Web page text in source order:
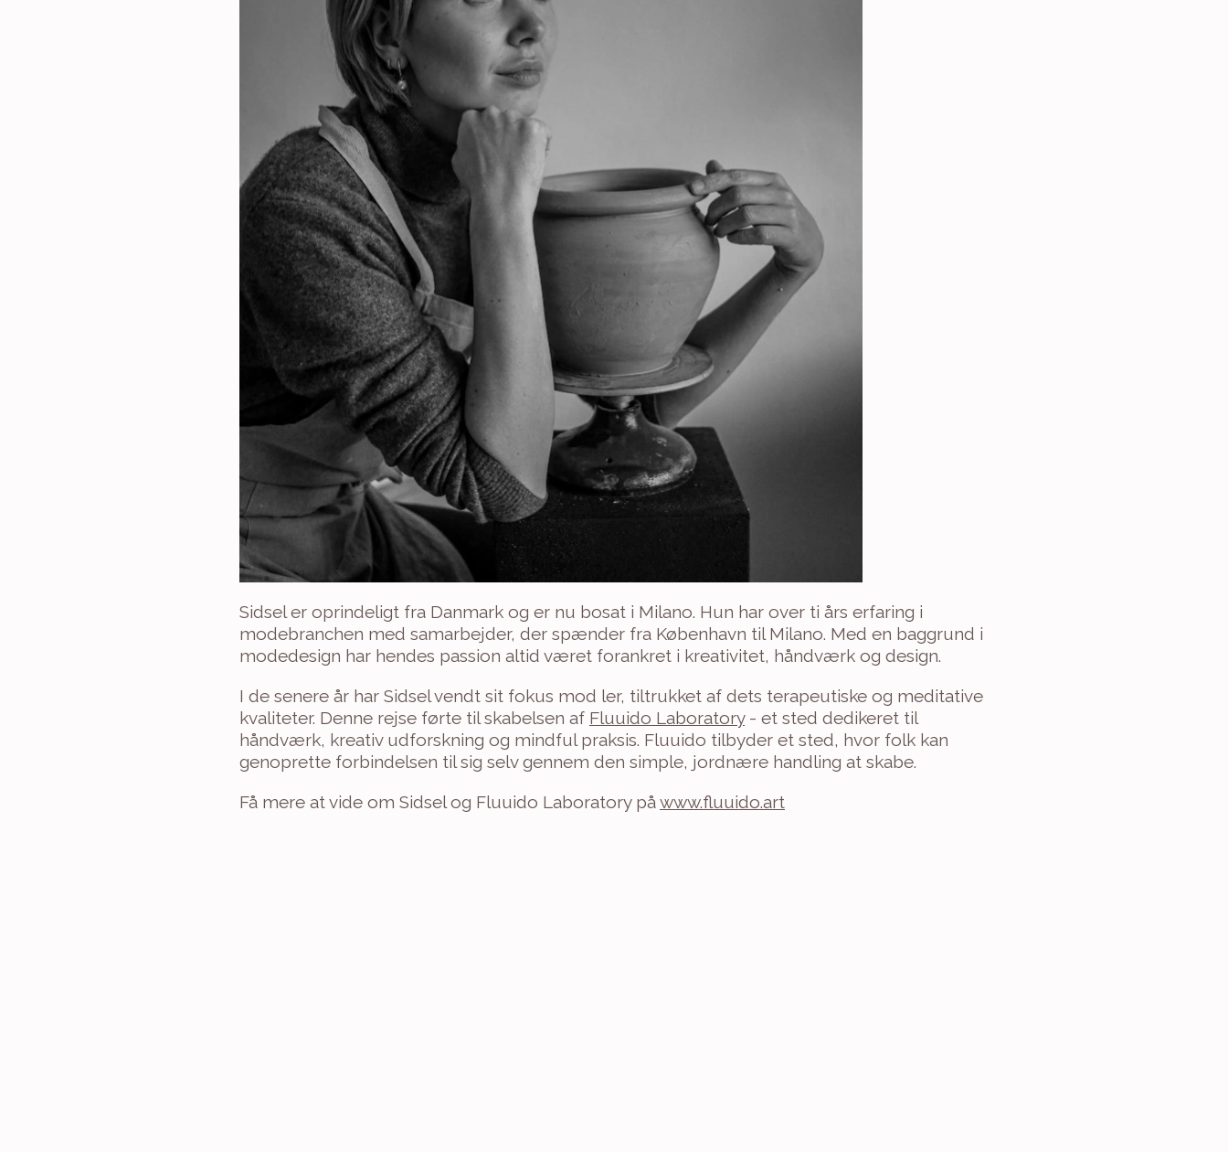
Sidsel er oprindeligt fra Danmark og er nu bosat i Milano. Hun har over ti års erfaring i
modebranchen med samarbejder, der spænder fra København til Milano. Med en baggrund i
modedesign har hendes passion altid været forankret i kreativitet, håndværk og design.
I de senere år har Sidsel vendt sit fokus mod ler, tiltrukket af dets terapeutiske og meditative
kvaliteter. Denne rejse førte til skabelsen af Fluuido Laboratory - et sted dedikeret til
håndværk, kreativ udforskning og mindful praksis. Fluuido tilbyder et sted, hvor folk kan
genoprette forbindelsen til sig selv gennem den simple, jordnære handling at skabe.
Få mere at vide om Sidsel og Fluuido Laboratory på www.fluuido.art